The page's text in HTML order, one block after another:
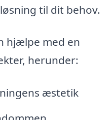
til dit behov.
hjælpe med en
herunder:
æstetik